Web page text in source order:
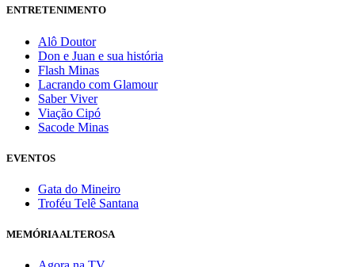
ENTRETENIMENTO
Alô Doutor
Don e Juan e sua história
Flash Minas
Lacrando com Glamour
Saber Viver
Viação Cipó
Sacode Minas
EVENTOS
Gata do Mineiro
Troféu Telê Santana
MEMÓRIA ALTEROSA